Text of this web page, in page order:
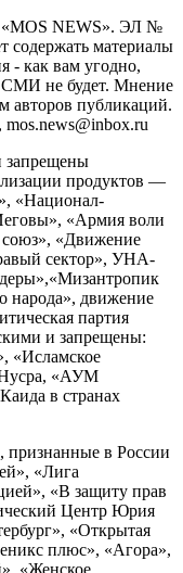
NEWS». ЭЛ №
содержать материалы
- как вам угодно,
СМИ не будет. Мнение
авторов публикаций.
запрещены
продуктов —
«Национал-
«Армия воли
«Движение
сектор», УНА-
народа», движение
партия
и запрещены:
«Исламское
Нусра, «АУМ
в странах
в России
«Лига
«В защиту прав
Центр Юрия
«Открытая
плюс», «Агора»,
«Женское